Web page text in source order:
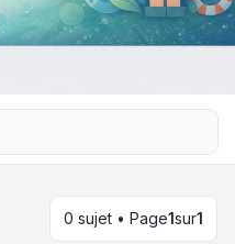
0 sujet • Page1sur1